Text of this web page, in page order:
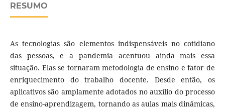
RESUMO
As tecnologias são elementos indispensáveis no cotidiano
das pessoas, e a pandemia acentuou ainda mais essa
situação. Elas se tornaram metodologia de ensino e fator de
enriquecimento do trabalho docente. Desde então, os
aplicativos são amplamente adotados no auxílio do processo
de ensino-aprendizagem, tornando as aulas mais dinâmicas,